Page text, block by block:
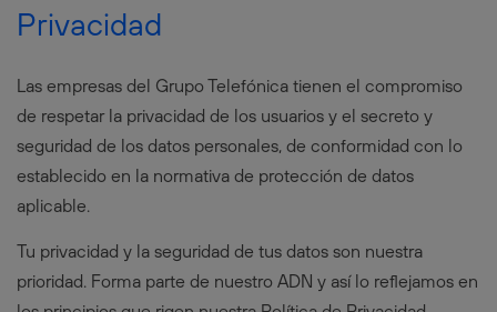
Privacidad
Las empresas del Grupo Telefónica tienen el compromiso
de respetar la privacidad de los usuarios y el secreto y
seguridad de los datos personales, de conformidad con lo
establecido en la normativa de protección de datos
aplicable.
Tu privacidad y la seguridad de tus datos son nuestra
prioridad. Forma parte de nuestro ADN y así lo reflejamos en